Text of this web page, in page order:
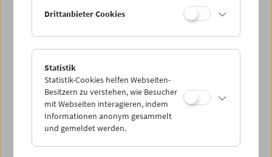
Drittanbieter Cookies
Statistik
Statistik-Cookies helfen Webseiten-
Besitzern zu verstehen, wie Besucher
mit Webseiten interagieren, indem
Informationen anonym gesammelt
und gemeldet werden.